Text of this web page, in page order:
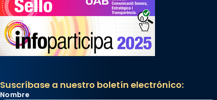
Suscríbase a nuestro boletín electrónico:
Nombre